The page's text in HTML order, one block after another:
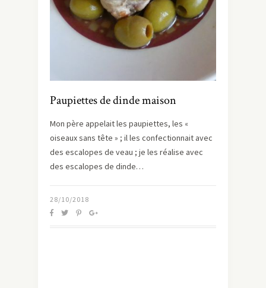
Paupiettes de dinde maison
Mon père appelait les paupiettes, les «
oiseaux sans tête » ; il les confectionnait avec
des escalopes de veau ; je les réalise avec
des escalopes de dinde…
28/10/2018